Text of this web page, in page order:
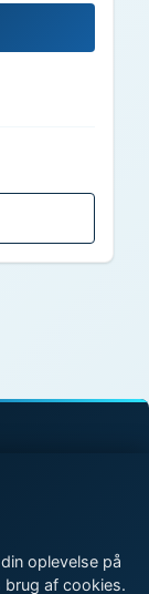
oplevelse på
af cookies.